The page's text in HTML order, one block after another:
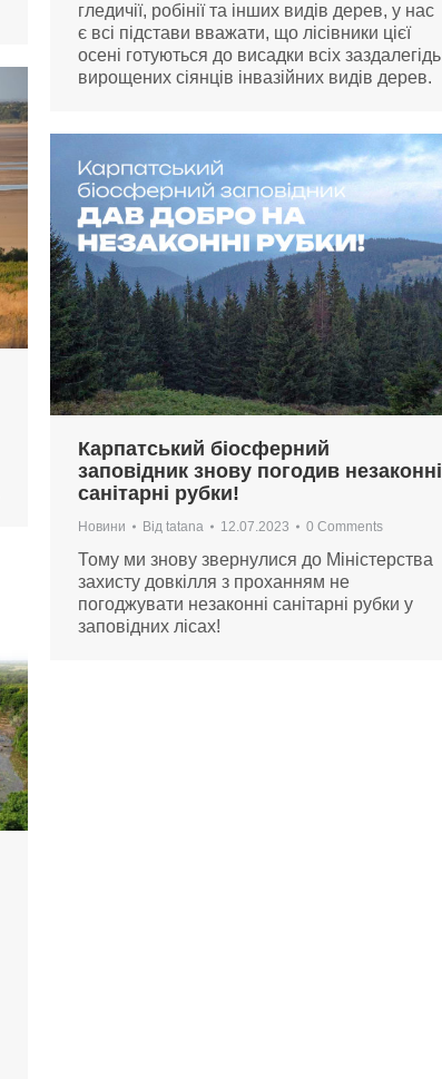
гледичії, робінії та інших видів дерев, у нас
є всі підстави вважати, що лісівники цієї
осені готуються до висадки всіх заздалегідь
вирощених сіянців інвазійних видів дерев.
Карпатський біосферний
заповідник знову погодив незаконні
санітарні рубки!
Новини Від tatana 12.07.2023 0 Comments
Тому ми знову звернулися до Міністерства
захисту довкілля з проханням не
погоджувати незаконні санітарні рубки у
заповідних лісах!